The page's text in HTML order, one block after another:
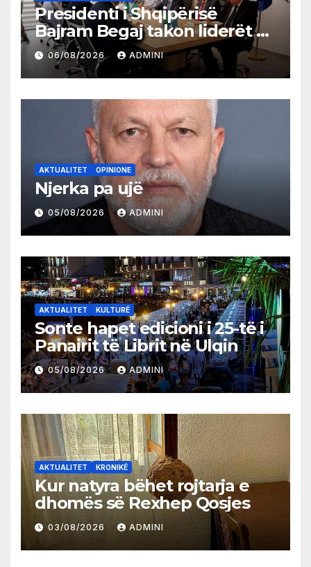
Presidenti i Shqipërisë
Bajram Begaj takon liderët e
partive shqiptare në Ulqin
06/08/2026 ADMINI
AKTUALITET OPINIONE
Njerka pa ujë
05/08/2026 ADMINI
AKTUALITET KULTURË
Sonte hapet edicioni i 25-të i
Panairit të Librit në Ulqin
05/08/2026 ADMINI
AKTUALITET KRONIKË
Kur natyra bëhet rojtarja e
dhomës së Rexhep Qosjes
03/08/2026 ADMINI